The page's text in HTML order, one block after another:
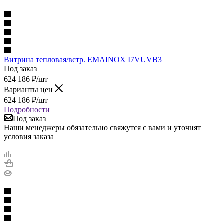
Витрина тепловая/встр. EMAINOX I7VUVB3
Под заказ
624 186 ₽/шт
Варианты цен
624 186 ₽/шт
Подробности
Под заказ
Наши менеджеры обязательно свяжутся с вами и уточнят
условия заказа